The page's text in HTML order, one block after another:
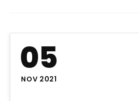
projektu
Project members:
Bartek Kostarczyk – III LO w Gdyni –
05
NOV 2021